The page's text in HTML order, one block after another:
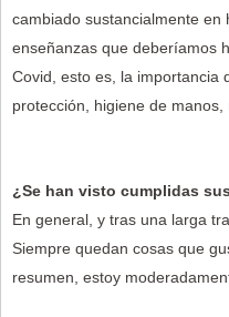
cambiado sustancialmente en
enseñanzas que deberíamos
Covid, esto es, la importancia
protección, higiene de
¿Se han visto cumplidas
En general, y tras una larga
Siempre quedan cosas que
resumen, estoy